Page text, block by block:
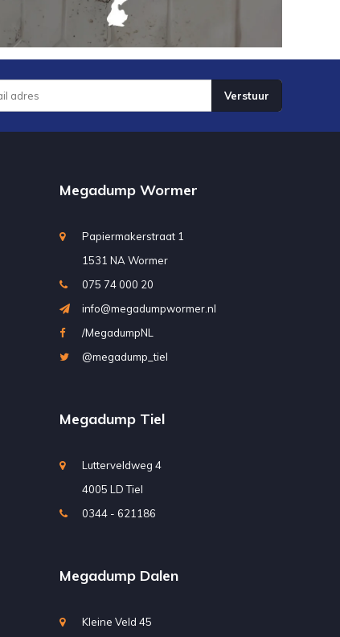
Verstuur
Megadump Wormer
Papiermakerstraat 1
1531 NA Wormer
075 74 000 20
info@megadumpwormer.nl
/MegadumpNL
@megadump_tiel
Megadump Tiel
Lutterveldweg 4
4005 LD Tiel
0344 - 621186
Megadump Dalen
Kleine Veld 45